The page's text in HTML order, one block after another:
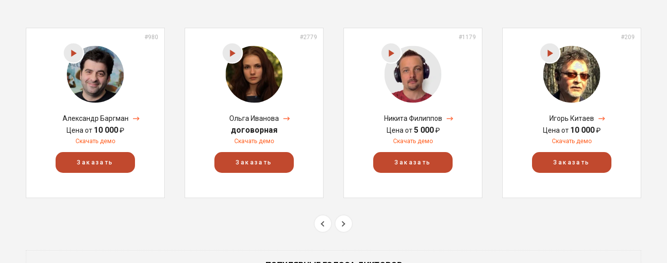
#980
Александр Баргман
Цена от 10 000₽
Скачать демо
Заказать
#2779
Ольга Иванова
договорная
Скачать демо
Заказать
#1179
Никита Филиппов
Цена от5 000₽
Скачать демо
Заказать
#209
Игорь Китаев
Цена от 10 000₽
Скачать демо
Заказать